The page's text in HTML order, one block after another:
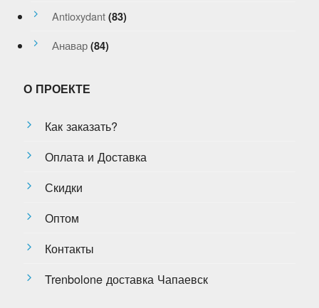
Antioxydant (83)
Анавар (84)
О ПРОЕКТЕ
Как заказать?
Оплата и Доставка
Скидки
Оптом
Контакты
Trenbolone доставка Чапаевск